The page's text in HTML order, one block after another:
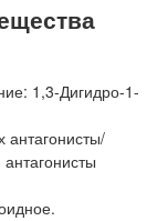
1,3-Дигидро-1-
антагонисты/